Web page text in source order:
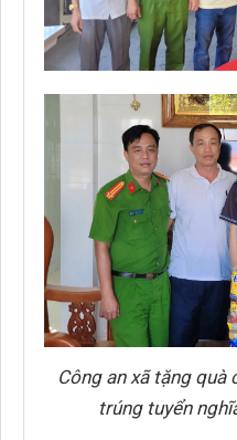
Công an xã tặng quà
trúng tuyển